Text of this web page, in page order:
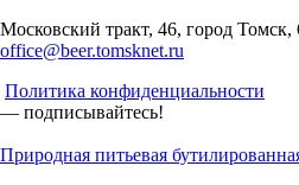
Московский тракт, 46, город Томск,
office@beer.tomsknet.ru
Политика конфиденциальности
— подписывайтесь!
Природная питьевая